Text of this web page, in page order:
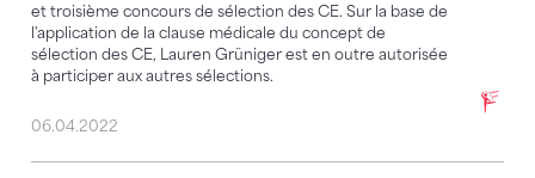
et troisième concours de sélection des CE. Sur la base de
l'application de la clause médicale du concept de
sélection des CE, Lauren Grüniger est en outre autorisée
à participer aux autres sélections.
06.04.2022